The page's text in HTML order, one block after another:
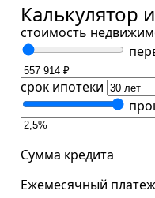
Калькулятор
стоимость
срок ипотеки
Сумма кредита
Ежемесячный платеж